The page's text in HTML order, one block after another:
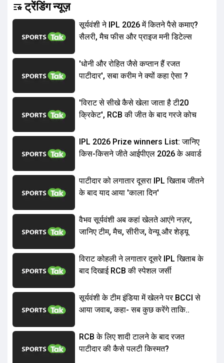
ट्रेंडिंग न्यूज़
सूर्यवंशी ने IPL 2026 में कितने पैसे कमाए?
सैलरी, मैच फीस और प्राइज मनी डिटेल्स
'धोनी और रोहित जैसे कप्तान हैं रजत
पाटीदार', सबा करीम ने क्यों कहा ऐसा ?
'विराट से सीखे कैसे खेला जाता है टी20
क्रिकेट', RCB की जीत के बाद गरजे कोच
IPL 2026 Prize winners List: जानिए
किस-किसने जीते आईपीएल 2026 के अवार्ड
पाटीदार को लगातार दूसरा IPL ख‍िताब जीतने
के बाद याद आया 'काला द‍िन'
वैभव सूर्यवंशी अब कहां खेलते आएंगे नज़र,
जानिए टीम, मैच, सीरीज, वेन्यू और शेड्यू
विराट कोहली ने लगातार दूसरे IPL खिताब के
बाद दिखाई RCB की स्पेशल जर्सी
सूर्यवंशी के टीम इंडिया में खेलने पर BCCI से
आया जवाब, कहा- सब कुछ करेंगे ताकि..
RCB के लिए शादी टालने के बाद रजत
पाटीदार की कैसे पलटी किस्मत?